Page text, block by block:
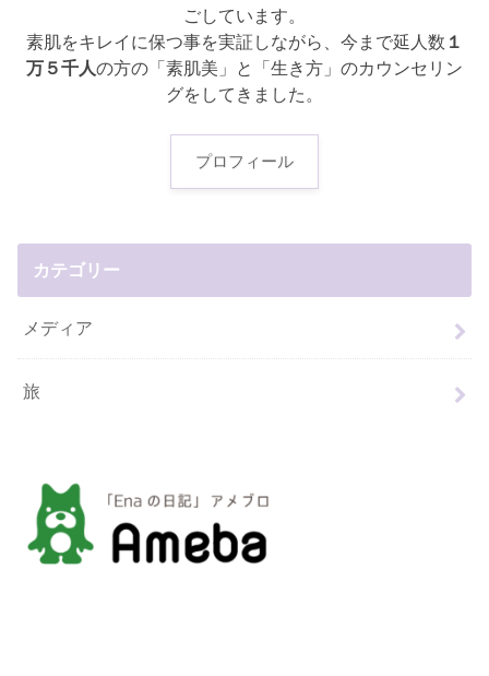
ごしています。
素肌をキレイに保つ事を実証しながら、今まで延人数 １
万５千人の方の「素肌美」と「生き方」のカウンセリン
グをしてきました。
プロフィール
カテゴリー
メディア
旅